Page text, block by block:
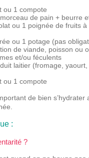
ou 1 compote
de pain + beurre
ou 1 poignée de fruits à
ou 1 potage (pas
de viande, poisson ou
et/ou féculents
laitier (fromage, yaourt,
ou 1 compote
de bien s’hydrater
:
?